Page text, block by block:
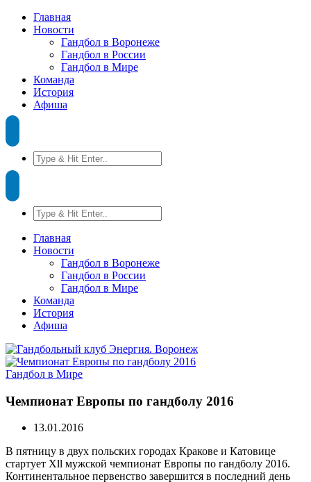
Главная
Новости
Гандбол в Воронеже
Гандбол в России
Гандбол в Мире
Команда
История
Афиша
Главная
Новости
Гандбол в Воронеже
Гандбол в России
Гандбол в Мире
Команда
История
Афиша
Гандбол в Мире
Чемпионат Европы по гандболу 2016
13.01.2016
В пятницу в двух польских городах Кракове и Катовице
стартует Хll мужской чемпионат Европы по гандболу 2016.
Континентальное первенство завершится в последний день